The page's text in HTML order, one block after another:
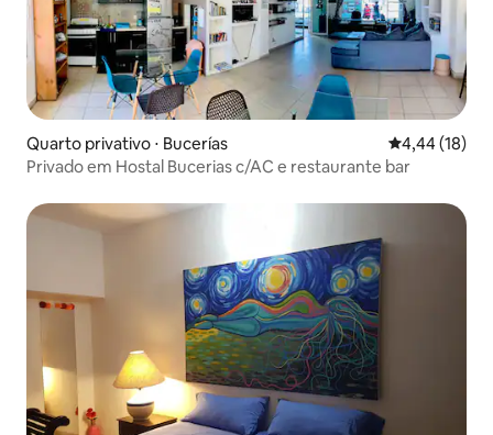
Quarto privativo ⋅ Bucerías 4,44 de uma
4,44 (18)
Privado em Hostal Bucerias c/AC e restaurante bar